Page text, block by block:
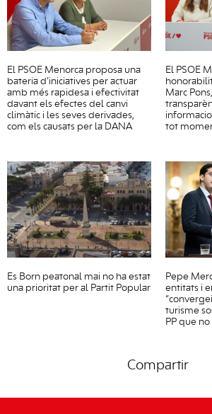
El PSOE Menorca proposa una
bateria d’iniciatives per actuar
amb més rapidesa i efectivitat
davant els efectes del canvi
climàtic i les seves derivades,
com els causats per la DANA
El PSOE
Marc
tot
Es Born peatonal mai no ha estat
una prioritat per al Partit Popular
Pepe
entitats i
turisme
PP que
Compartir